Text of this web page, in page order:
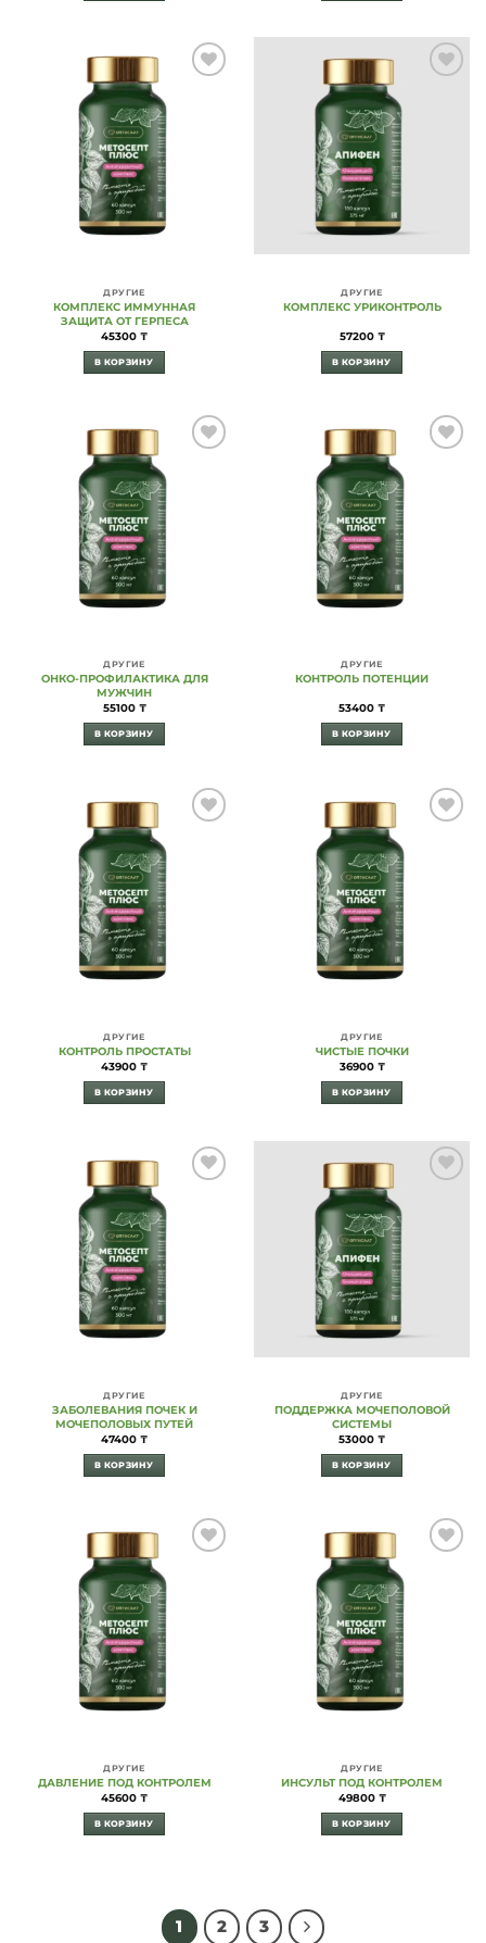
Wishlist
ДРУГИЕ
КОМПЛЕКС ИММУННАЯ
ЗАЩИТА ОТ ГЕРПЕСА
45300 ₸
В КОРЗИНУ
ДРУГИЕ
КОМПЛЕКС УРИКОНТРОЛЬ
57200 ₸
В КОРЗИНУ
Wishlist
ДРУГИЕ
ОНКО-ПРОФИЛАКТИКА ДЛЯ
МУЖЧИН
55100 ₸
В КОРЗИНУ
Wishlist
ДРУГИЕ
КОНТРОЛЬ ПОТЕНЦИИ
53400 ₸
В КОРЗИНУ
Wishlist
ДРУГИЕ
КОНТРОЛЬ ПРОСТАТЫ
43900 ₸
В КОРЗИНУ
Wishlist
ДРУГИЕ
ЧИСТЫЕ ПОЧКИ
36900 ₸
В КОРЗИНУ
Wishlist
ДРУГИЕ
ЗАБОЛЕВАНИЯ ПОЧЕК И
МОЧЕПОЛОВЫХ ПУТЕЙ
47400 ₸
В КОРЗИНУ
ДРУГИЕ
ПОДДЕРЖКА МОЧЕПОЛОВОЙ
СИСТЕМЫ
53000 ₸
В КОРЗИНУ
Wishlist
ДРУГИЕ
ДАВЛЕНИЕ ПОД КОНТРОЛЕМ
45600 ₸
В КОРЗИНУ
Wishlist
ДРУГИЕ
ИНСУЛЬТ ПОД КОНТРОЛЕМ
49800 ₸
В КОРЗИНУ
1 2 3